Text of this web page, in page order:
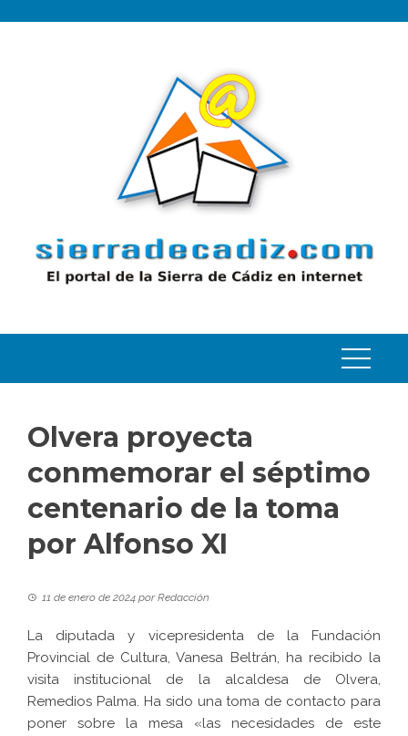
Olvera proyecta
conmemorar el séptimo
centenario de la toma
por Alfonso XI
11 de enero de 2024 porRedacción
La diputada y vicepresidenta de la Fundación
Provincial de Cultura, Vanesa Beltrán, ha recibido la
visita institucional de la alcaldesa de Olvera,
Remedios Palma. Ha sido una toma de contacto para
poner sobre la mesa «las necesidades de este